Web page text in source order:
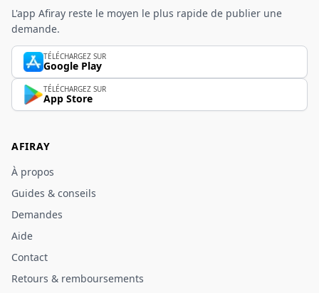
L'app Afiray reste le moyen le plus rapide de publier une
demande.
TÉLÉCHARGEZ SUR
Google Play
TÉLÉCHARGEZ SUR
App Store
AFIRAY
À propos
Guides & conseils
Demandes
Aide
Contact
Retours & remboursements